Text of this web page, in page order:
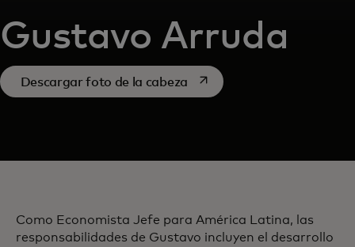
Gustavo Arruda
Descargar foto de la cabezase abre en una pestaña
Como Economista Jefe para América Latina, las
responsabilidades de Gustavo incluyen el desarrollo